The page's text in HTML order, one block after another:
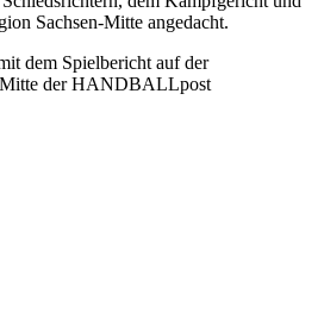
Sachsen-Mitte angedacht.
dem Spielbericht auf der
Mitte der HANDBALLpost